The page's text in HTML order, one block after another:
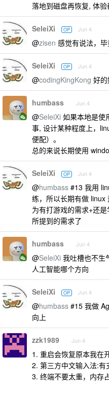
落地到磁盘再恢复, 体验
SeleiXi OP Jun 4
@zisen 感觉有说法，
SeleiXi OP Jun 4
@codingKingKong 好的
humbass Jun 4
@SeleiXi 如果本地是使
事, 设计某种程度上，
便配）。
总的来说长期使用
SeleiXi OP Jun 4
@humbass #13 我用
练，所以长期有做 linux
为有打游戏的需求+还
所提到的需求了
humbass Jun 4
@SeleiXi 我吐槽也不生
人工智能哪个方向
SeleiXi OP Jun 4
@humbass #15 我做
向上
zzk1989 Jun 4
1. 重启会恢复原本我在
2. 第三方中文输入法:有
3. 终端不要太重，内存